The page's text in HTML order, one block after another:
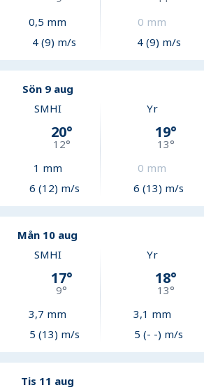
0,5 mm
4 (9) m/s
0 mm
4 (9) m/s
Sön 9 aug
SMHI
20°
12°
1 mm
6 (12) m/s
Yr
19°
13°
0 mm
6 (13) m/s
Mån 10 aug
SMHI
17°
9°
3,7 mm
5 (13) m/s
Yr
18°
13°
3,1 mm
5 (- -) m/s
Tis 11 aug